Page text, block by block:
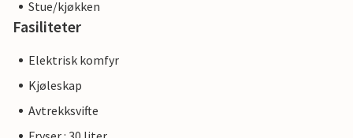
Stue/kjøkken
Fasiliteter
Elektrisk komfyr
Kjøleskap
Avtrekksvifte